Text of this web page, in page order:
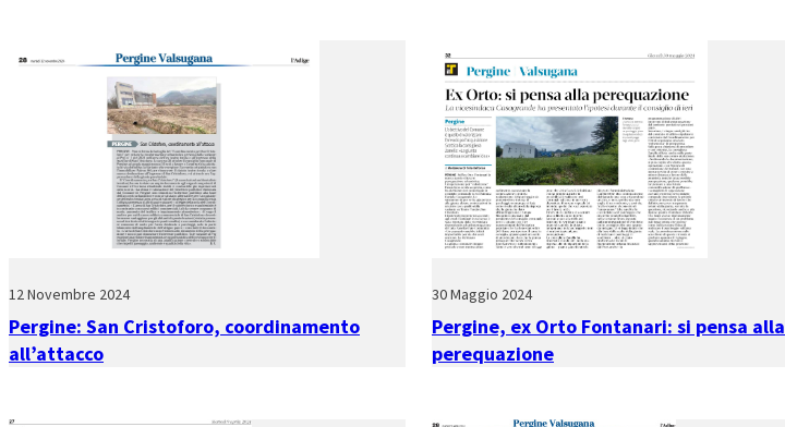
12 Novembre 2024
Pergine: San Cristoforo, coordinamento
all’attacco
30 Maggio 2024
Pergine, ex Orto Fontanari: si pensa alla
perequazione